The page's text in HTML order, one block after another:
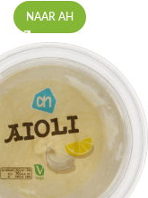
NAAR AH